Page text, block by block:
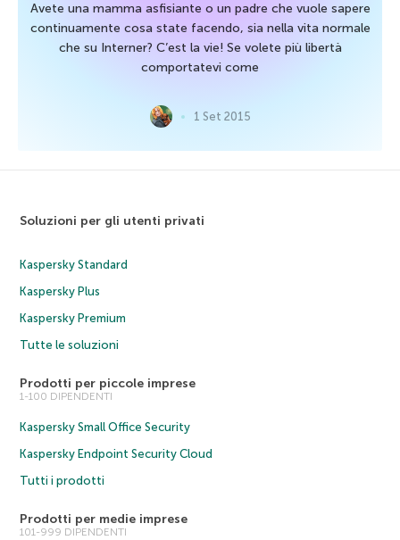
Avete una mamma asfisiante o un padre che vuole sapere
continuamente cosa state facendo, sia nella vita normale
che su Interner? C’est la vie! Se volete più libertà
comportatevi come
1 Set 2015
Soluzioni per gli utenti privati
Kaspersky Standard
Kaspersky Plus
Kaspersky Premium
Tutte le soluzioni
Prodotti per piccole imprese
1-100 DIPENDENTI
Kaspersky Small Office Security
Kaspersky Endpoint Security Cloud
Tutti i prodotti
Prodotti per medie imprese
101-999 DIPENDENTI